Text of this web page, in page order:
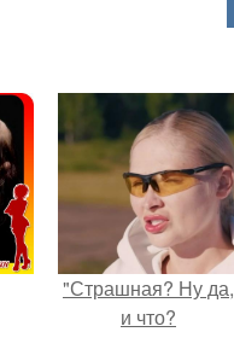
"Страшная? Ну да,
и что?